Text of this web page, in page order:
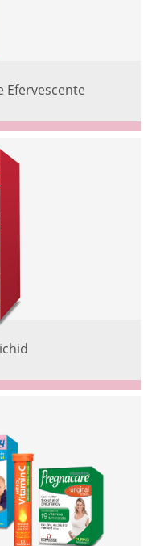
Efervescente